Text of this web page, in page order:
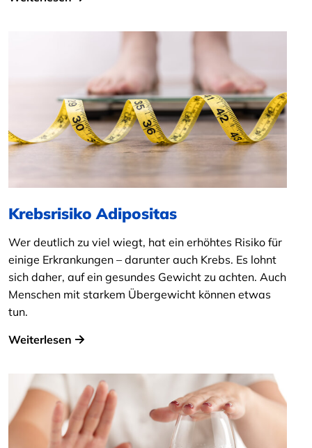
Krebsrisiko Adipositas
Wer deutlich zu viel wiegt, hat ein erhöhtes Risiko für
einige Erkrankungen – darunter auch Krebs. Es lohnt
sich daher, auf ein gesundes Gewicht zu achten. Auch
Menschen mit starkem Übergewicht können etwas
tun.
Weiterlesen